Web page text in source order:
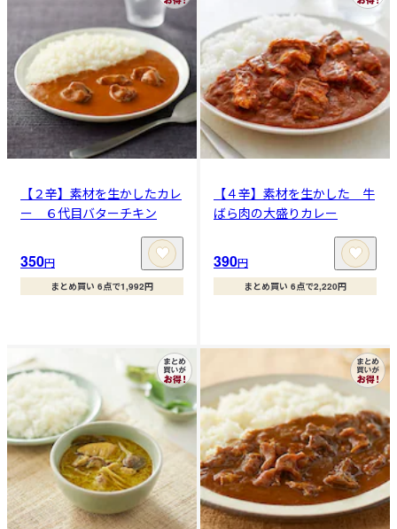
【２辛】素材を生かしたカレ
ー ６代目バターチキン
350円
まとめ買い 6点で1,992円
【４辛】素材を生かした 牛
ばら肉の大盛りカレー
390円
まとめ買い 6点で2,220円